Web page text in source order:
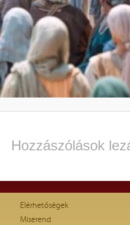
Hozzászólások
Elérhetőségek
Miserend